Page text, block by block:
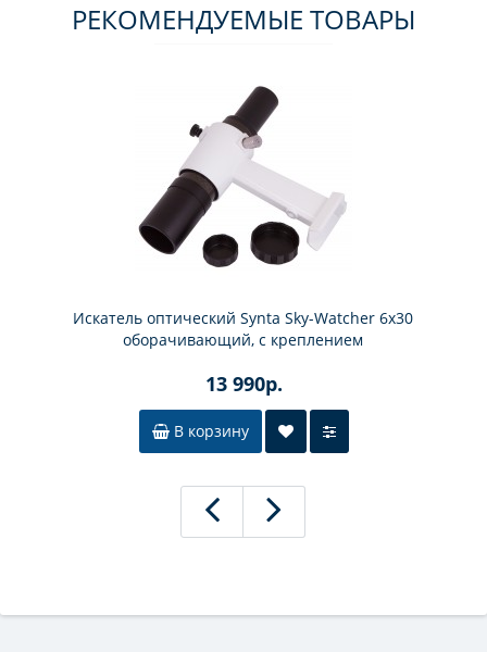
РЕКОМЕНДУЕМЫЕ ТОВАРЫ
Искатель оптический Synta Sky-Watcher 6x30
оборачивающий, с креплением
13 990р.
В корзину